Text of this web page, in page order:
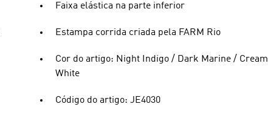
Faixa elástica na parte inferior
Estampa corrida criada pela FARM Rio
Cor do artigo: Night Indigo / Dark Marine / Cream
White
Código do artigo: JE4030